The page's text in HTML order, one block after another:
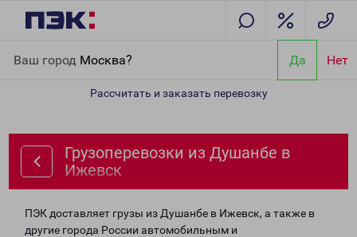
Ваш город Москва? Да Нет
Рассчитать и заказать перевозку
Грузоперевозки из Душанбе в
Ижевск
ПЭК доставляет грузы из Душанбе в Ижевск, а также в
другие города России автомобильным и